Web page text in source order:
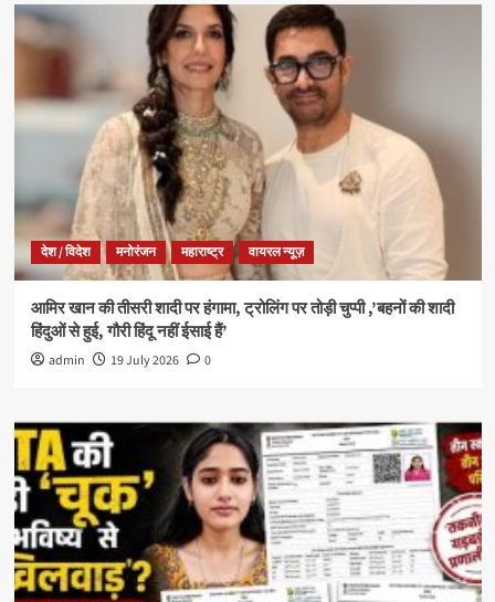
देश / विदेश मनोरंजन महाराष्ट्र वायरल न्यूज़
आमिर खान की तीसरी शादी पर हंगामा, ट्रोलिंग पर तोड़ी चुप्पी ,’बहनों की शादी
हिंदुओं से हुई, गौरी हिंदू नहीं ईसाई हैं’
admin 19 July 2026 0